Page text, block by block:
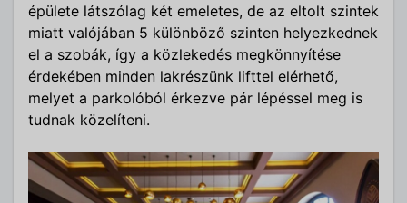
épülete látszólag két emeletes, de az eltolt szintek
miatt valójában 5 különböző szinten helyezkednek
el a szobák, így a közlekedés megkönnyítése
érdekében minden lakrészünk lifttel elérhető,
melyet a parkolóból érkezve pár lépéssel meg is
tudnak közelíteni.